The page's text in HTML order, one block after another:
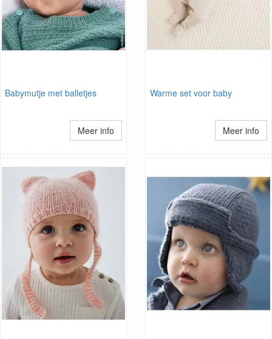
Babymutje met balletjes
Meer info
Warme set voor baby
Meer info